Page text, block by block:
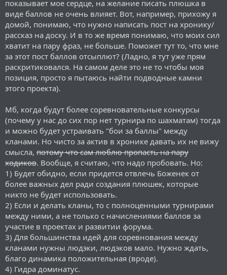
показывает мое сердце, на желание писать плюшка в
виде баллов не очень влияет. Вот, например, прихожу я
домой, понимаю, что нужно написать пост на хронику/
рассказ на доску. И в то же время понимаю, что моих сил
хватит на пару фраз, не больше. Поможет тут то, что мне
за этот пост баллов отсыплют? (Ладно, я тут уже прям
раскритиковался. На самом деле это не то чтобы моя
позиция, просто я пытаюсь найти подводные камни
этого проекта).
Мб, когда будут более соревновательные конкурсы
(почему у нас до сих пор нет турнира по шахматам) тогда
и можно будет устраивать "бои за баллы" между
кланами. Но чисто за актив в хронике давать их не вижу
смысла, потому что сам люблю пропасть на пару
ходиков. Вообще, я считаю, что надо пробовать. Но:
1) Будет обидно, если придется отвлечь Боженек от
более важных дел ради создания плюшек, которые
никто не будет использовать.
2) Если и делать кланы, то с полноценными турнирами
между ними, а не только с начислениями баллов за
участие в проектах и развитии форума.
3) Для большинства идей для соревнования между
кланами нужны людэки, людэков мало. Нужно ждать,
благо динамика положительная (вроде).
4) Гидра доминатус.